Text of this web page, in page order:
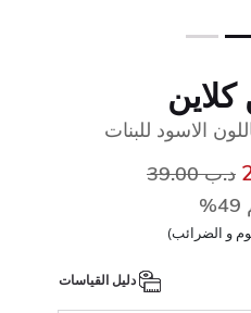
كلاين
الاسود للبنات
سعر مخفض من
د.ب 39.00
و الضرائب)